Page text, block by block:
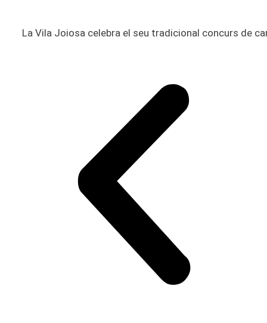
La Vila Joiosa celebra el seu tradicional concurs de